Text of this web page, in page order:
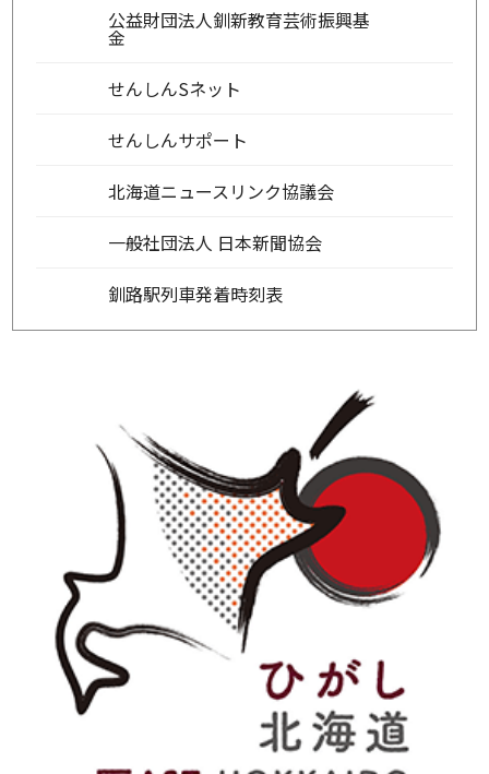
公益財団法人釧新教育芸術振興基
金
せんしんSネット
せんしんサポート
北海道ニュースリンク協議会
一般社団法人 日本新聞協会
釧路駅列車発着時刻表